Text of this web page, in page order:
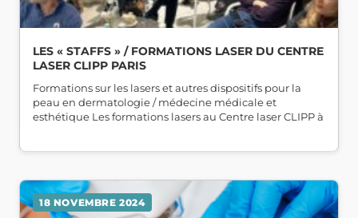
LES « STAFFS » / FORMATIONS LASER DU CENTRE
LASER CLIPP PARIS
Formations sur les lasers et autres dispositifs pour la
peau en dermatologie / médecine médicale et
esthétique Les formations lasers au Centre laser CLIPP à
18 NOVEMBRE 2024